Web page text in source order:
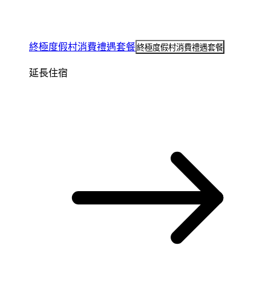
終極度假村消費禮遇套餐終極度假村消費禮遇套餐
延長住宿